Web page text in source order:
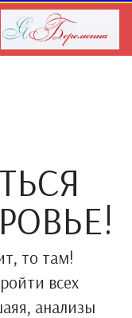
то там!
всех
анализы